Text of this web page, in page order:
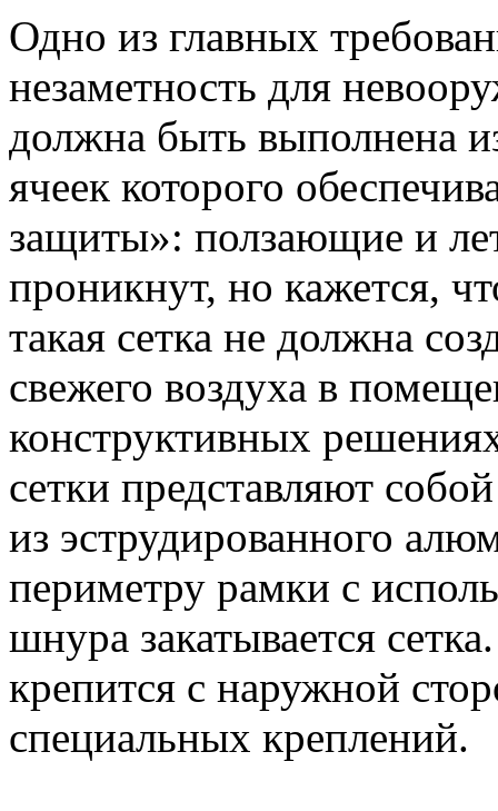
Одно из главных
незаметность для
должна быть выполнена
ячеек которого
защиты»: ползающие и
проникнут, но кажется,
такая сетка не должна
свежего воздуха в
конструктивных
сетки представляют
из эструдированного
периметру рамки с
шнура закатывается
крепится с наружной
специальных креплений.